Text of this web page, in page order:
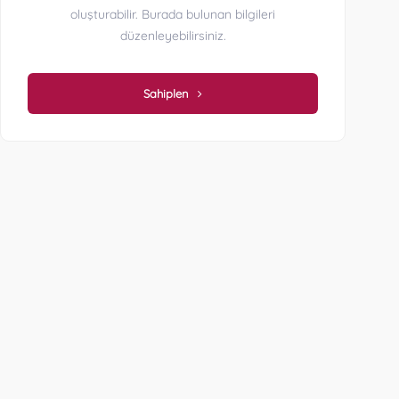
oluşturabilir. Burada bulunan bilgileri
düzenleyebilirsiniz.
Sahiplen